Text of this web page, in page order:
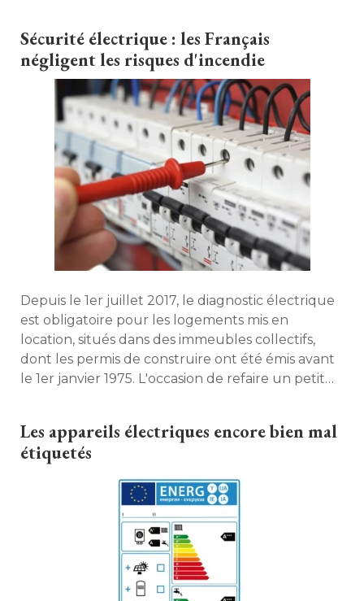
Sécurité électrique : les Français
négligent les risques d'incendie
Depuis le 1er juillet 2017, le diagnostic électrique
est obligatoire pour les logements mis en
location, situés dans des immeubles collectifs,
dont les permis de construire ont été émis avant
le 1er janvier 1975. L'occasion de refaire un petit
Les appareils électriques encore bien mal
étiquetés